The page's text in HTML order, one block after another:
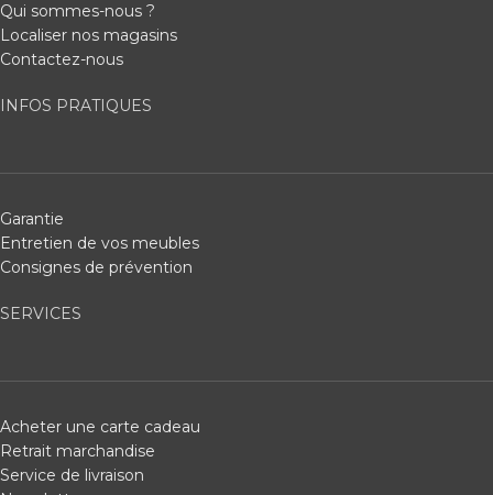
Qui sommes-nous ?
Localiser nos magasins
Contactez-nous
INFOS PRATIQUES
Garantie
Entretien de vos meubles
Consignes de prévention
SERVICES
Acheter une carte cadeau
Retrait marchandise
Service de livraison